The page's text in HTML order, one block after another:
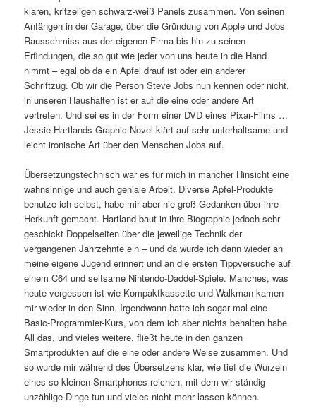
klaren, kritzeligen schwarz-weiß Panels zusammen. Von seinen
Anfängen in der Garage, über die Gründung von Apple und Jobs
Rausschmiss aus der eigenen Firma bis hin zu seinen
Erfindungen, die so gut wie jeder von uns heute in die Hand
nimmt – egal ob da ein Apfel drauf ist oder ein anderer
Schriftzug. Ob wir die Person Steve Jobs nun kennen oder nicht,
in unseren Haushalten ist er auf die eine oder andere Art
vertreten. Und sei es in der Form einer DVD eines Pixar-Films …
Jessie Hartlands Graphic Novel klärt auf sehr unterhaltsame und
leicht ironische Art über den Menschen Jobs auf.
Übersetzungstechnisch war es für mich in mancher Hinsicht eine
wahnsinnige und auch geniale Arbeit. Diverse Apfel-Produkte
benutze ich selbst, habe mir aber nie groß Gedanken über ihre
Herkunft gemacht. Hartland baut in ihre Biographie jedoch sehr
geschickt Doppelseiten über die jeweilige Technik der
vergangenen Jahrzehnte ein – und da wurde ich dann wieder an
meine eigene Jugend erinnert und an die ersten Tippversuche auf
einem C64 und seltsame Nintendo-Daddel-Spiele. Manches, was
heute vergessen ist wie Kompaktkassette und Walkman kamen
mir wieder in den Sinn. Irgendwann hatte ich sogar mal eine
Basic-Programmier-Kurs, von dem ich aber nichts behalten habe.
All das, und vieles weitere, fließt heute in den ganzen
Smartprodukten auf die eine oder andere Weise zusammen. Und
so wurde mir während des Übersetzens klar, wie tief die Wurzeln
eines so kleinen Smartphones reichen, mit dem wir ständig
unzählige Dinge tun und vieles nicht mehr lassen können.